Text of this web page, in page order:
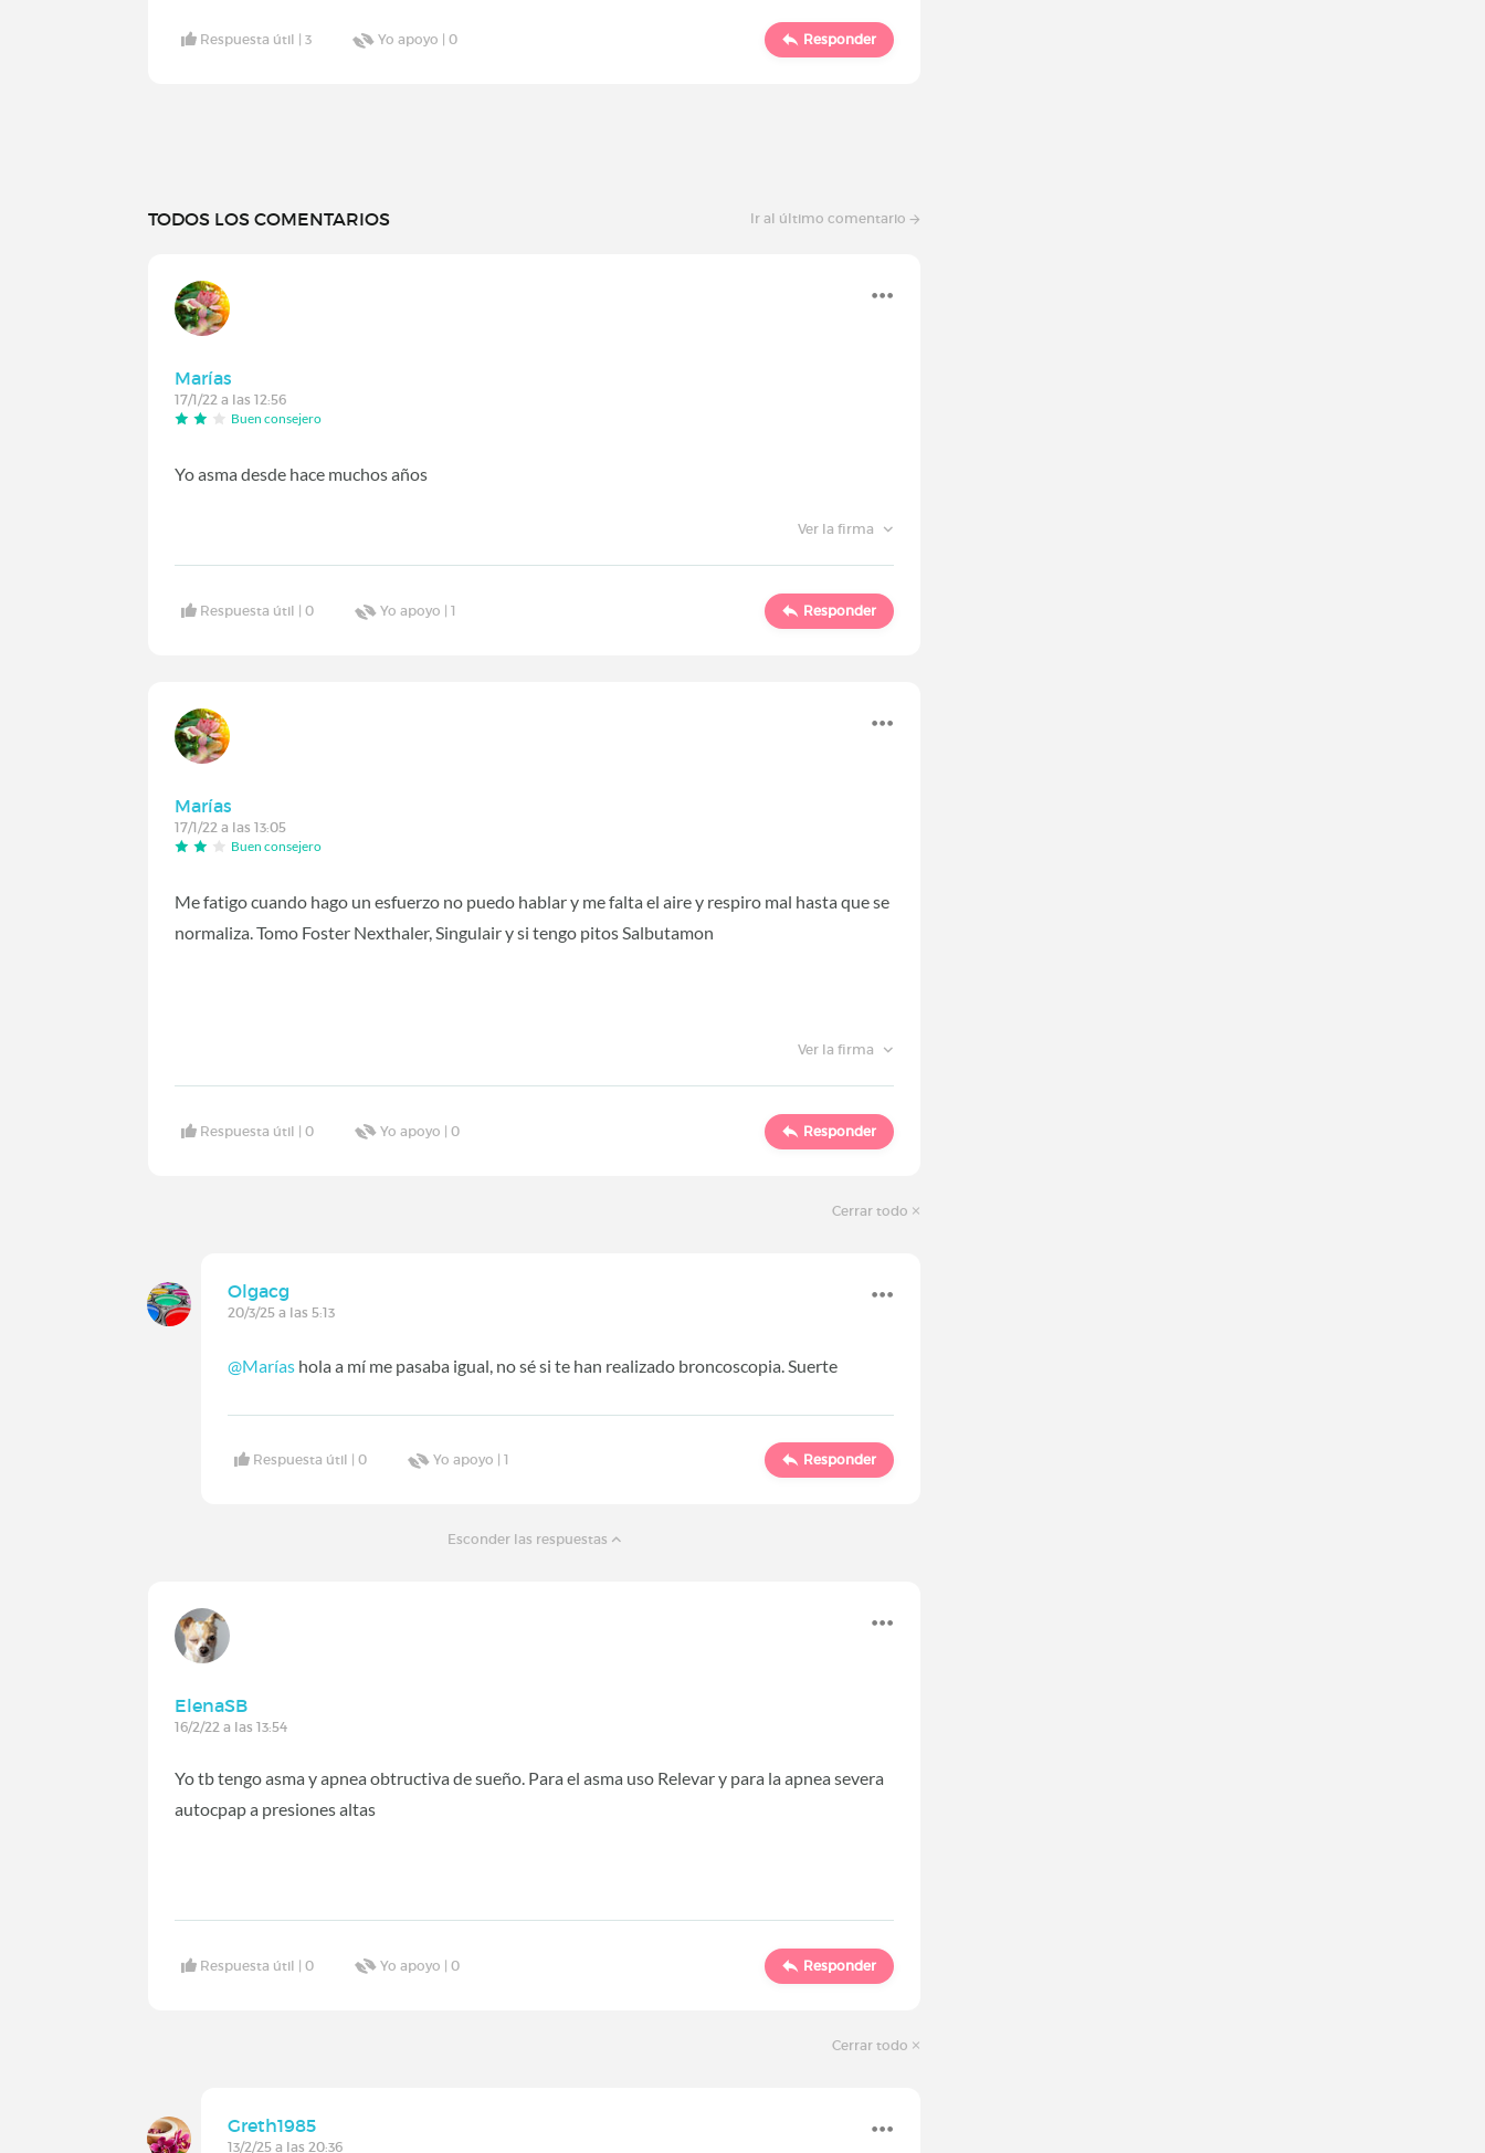
Respuesta útil |3 Yo apoyo |0 Responder
TODOS LOS COMENTARIOS Ir al último comentario
Marías
17/1/22 a las 12:56
Buen consejero
Yo asma desde hace muchos años
Ver la firma
Respuesta útil |0 Yo apoyo |1 Responder
Marías
17/1/22 a las 13:05
Buen consejero
Me fatigo cuando hago un esfuerzo no puedo hablar y me falta el aire y respiro mal hasta que se
normaliza. Tomo Foster Nexthaler, Singulair y si tengo pitos Salbutamon
Ver la firma
Respuesta útil |0 Yo apoyo |0 Responder
Cerrar todo
Olgacg
20/3/25 a las 5:13
@Marías hola a mí me pasaba igual, no sé si te han realizado broncoscopia. Suerte
Respuesta útil |0 Yo apoyo |1 Responder
Esconder las respuestas
ElenaSB
16/2/22 a las 13:54
Yo tb tengo asma y apnea obtructiva de sueño. Para el asma uso Relevar y para la apnea severa
autocpap a presiones altas
Respuesta útil |0 Yo apoyo |0 Responder
Cerrar todo
Greth1985
13/2/25 a las 20:36